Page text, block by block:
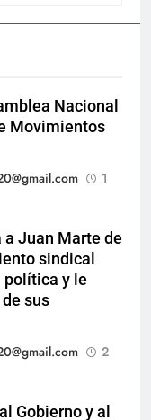
Nacional
Movimientos
1
a Juan Marte de
sindical
y le
sus
2
Gobierno y al